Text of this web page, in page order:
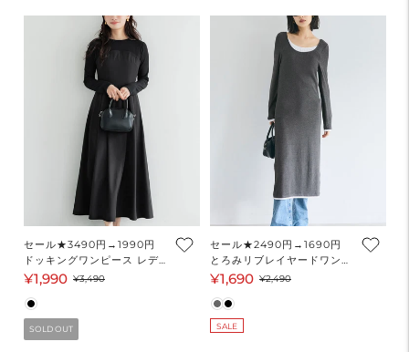
格
セール★3490円→1990円
ドッキングワンピース レデ
ィース メール便不可
¥1,990 セ
ル
価
通
価
格
¥3,490
SOLD OUT
セール★2490円→1690円
とろみリブレイヤードワンピ
ース レディース メール便不
¥1,690 セ
通
¥2,490
SALE